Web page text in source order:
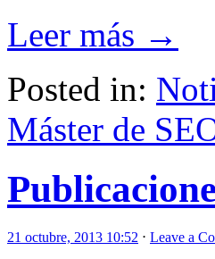
Leer más →
Posted in:
Máster de
21 octubre, 2013 10:52 ⋅ Leave a